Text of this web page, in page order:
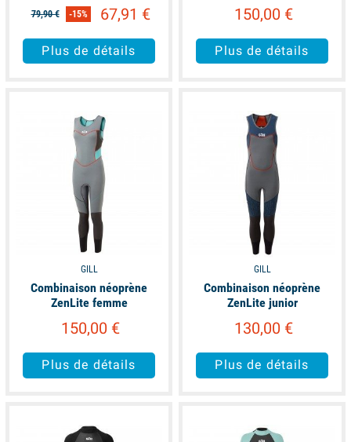
79,90 € -15% 67,91 €
Plus de détails
150,00 €
Plus de détails
GILL
Combinaison néoprène
ZenLite femme
150,00 €
Plus de détails
GILL
Combinaison néoprène
ZenLite junior
130,00 €
Plus de détails